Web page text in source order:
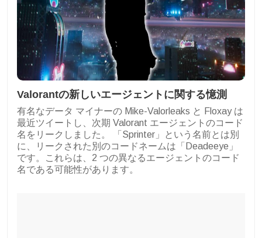
Valorantの新しいエージェントに関する憶測
有名なデータ マイナーの Mike-Valorleaks と Floxay は
最近ツイートし、次期 Valorant エージェントのコード
名をリークしました。 「Sprinter」という名前とは別
に、リークされた別のコードネームは「Deadeeye」
です。これらは、2 つの異なるエージェントのコード
名である可能性があります。